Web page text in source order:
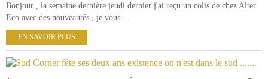
Bonjour , la semaine dernière jeudi dernier j'ai reçu un colis de chez Alter
Eco avec des nouveautés , je vous...
EN SAVOIR PLUS